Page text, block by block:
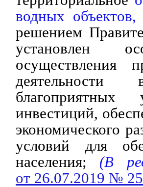
водных
решением
установлен
осуществления
инвестиций,
экономического
условий для
населения; (В
от 26.07.2019 №